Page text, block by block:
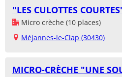
"LES CULOTTES
Micro crèche (10 places)
Méjannes-le-Clap (30430)
MICRO-CRÈCHE "UNE